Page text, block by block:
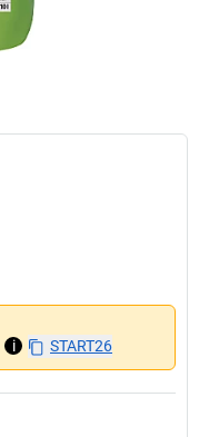
i START26